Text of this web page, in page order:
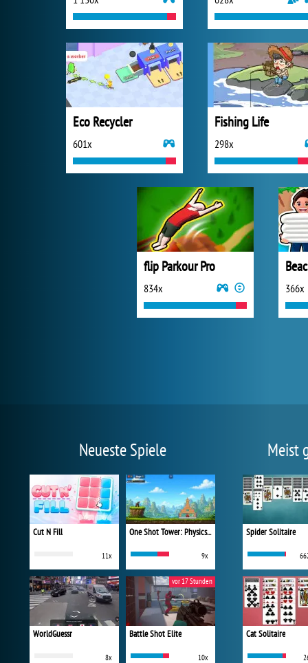
Eco Recycler
601x
Fishing Life
298x
flip Parkour Pro
834x 366x
Neueste Spiele
Cut N Fill
11x
One Shot Tower: Physics Destroyer
9x
WorldGuessr
8x
Battle Shot Elite
10x
vor 17 Stunden
Meist
Spider Solitaire
Cat Solitaire